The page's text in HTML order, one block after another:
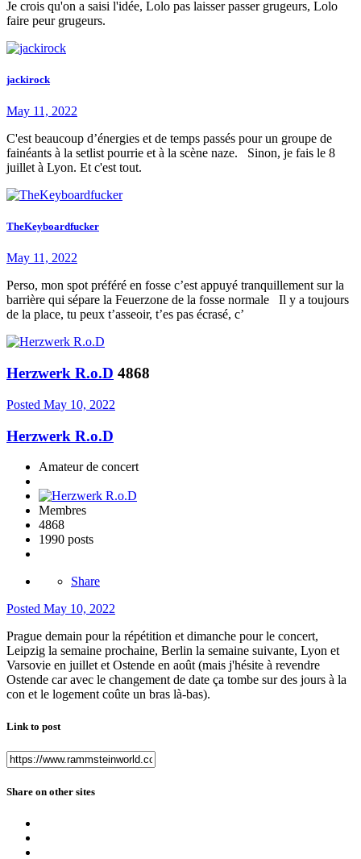
Je crois qu'on a saisi l'idée, Lolo pas laisser passer grugeurs, Lolo
faire peur grugeurs.
jackirock
May 11, 2022
C'est beaucoup d’énergies et de temps passés pour un groupe de
fainéants à la setlist pourrie et à la scène naze. Sinon, je fais le 8
juillet à Lyon. Et c'est tout.
TheKeyboardfucker
May 11, 2022
Perso, mon spot préféré en fosse c’est appuyé tranquillement sur la
barrière qui sépare la Feuerzone de la fosse normale Il y a toujours
de la place, tu peux t’asseoir, t’es pas écrasé, c’
Herzwerk R.o.D 4868
Posted May 10, 2022
Herzwerk R.o.D
Amateur de concert
Membres
4868
1990 posts
Share
Posted May 10, 2022
Prague demain pour la répétition et dimanche pour le concert,
Leipzig la semaine prochaine, Berlin la semaine suivante, Lyon et
Varsovie en juillet et Ostende en août (mais j'hésite à revendre
Ostende car avec le changement de date ça tombe sur des jours à la
con et le logement coûte un bras là-bas).
Link to post
Share on other sites